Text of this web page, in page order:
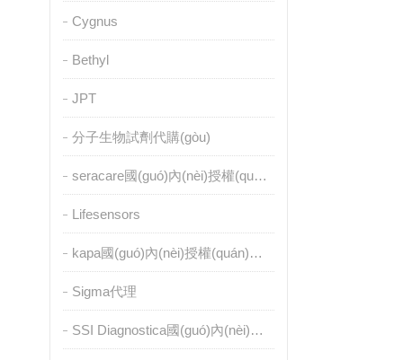
Cygnus
Bethyl
JPT
分子生物試劑代購(gòu)
seracare國(guó)內(nèi)授權(quán)代理
Lifesensors
kapa國(guó)內(nèi)授權(quán)代理
Sigma代理
SSI Diagnostica國(guó)內(nèi)授權(quán)代理